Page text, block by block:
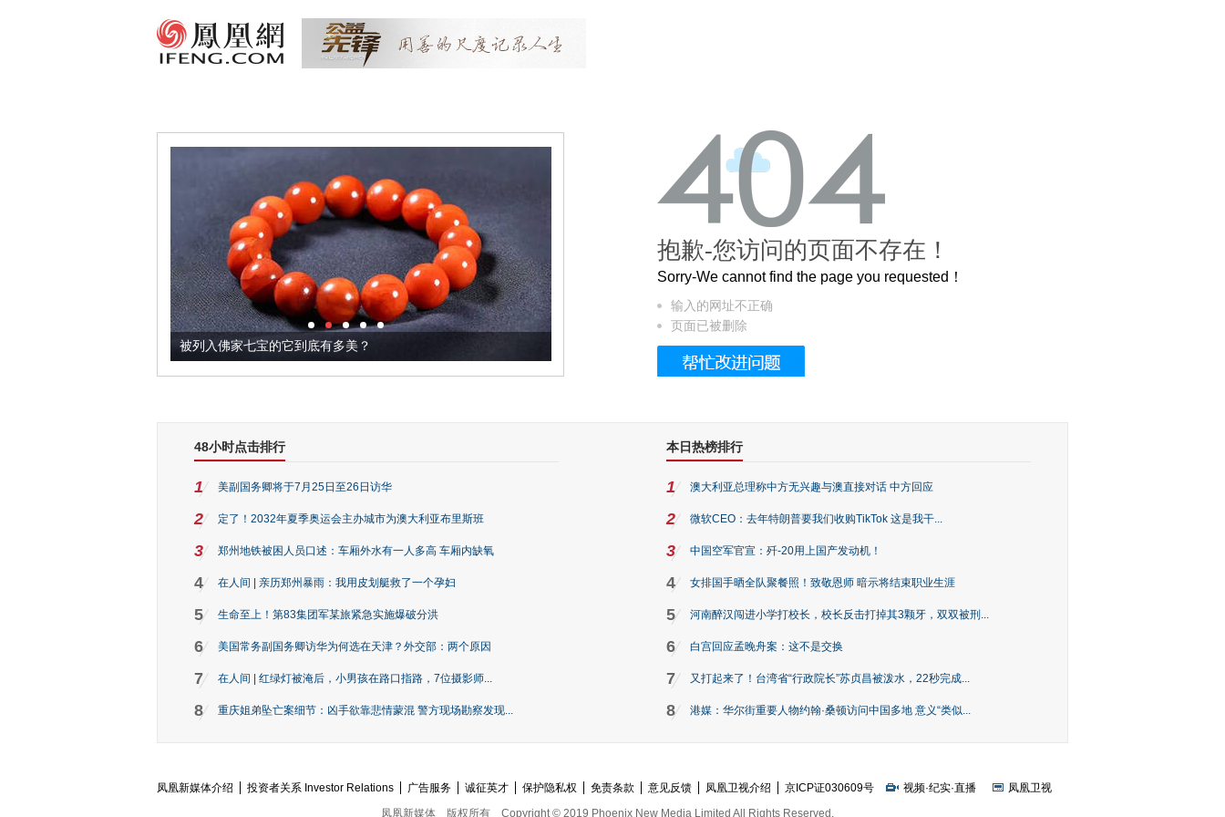
被列入佛家七宝的它到底有多美？ 这个3.2米的长卷，还原了600岁的紫禁城
抱歉-您访问的页面不存在！
Sorry-We cannot find the page you requested！
输入的网址不正确
页面已被删除
48小时点击排行
1 美副国务卿将于7月25日至26日访华
2 定了！2032年夏季奥运会主办城市为澳大利亚布里斯班
3 郑州地铁被困人员口述：车厢外水有一人多高 车厢内缺氧
4 在人间 | 亲历郑州暴雨：我用皮划艇救了一个孕妇
5 生命至上！第83集团军某旅紧急实施爆破分洪
6 美国常务副国务卿访华为何选在天津？外交部：两个原因
7 在人间 | 红绿灯被淹后，小男孩在路口指路，7位摄影师...
8 重庆姐弟坠亡案细节：凶手欲靠悲情蒙混 警方现场勘察发现...
本日热榜排行
1 澳大利亚总理称中方无兴趣与澳直接对话 中方回应
2 微软CEO：去年特朗普要我们收购TikTok 这是我干...
3 中国空军官宣：歼-20用上国产发动机！
4 女排国手晒全队聚餐照！致敬恩师 暗示将结束职业生涯
5 河南醉汉闯进小学打校长，校长反击打掉其3颗牙，双双被刑...
6 白宫回应孟晚舟案：这不是交换
7 又打起来了！台湾省“行政院长”苏贞昌被泼水，22秒完成...
8 港媒：华尔街重要人物约翰·桑顿访问中国多地 意义“类似...
凤凰新媒体介绍 投资者关系 Investor Relations 广告服务 诚征英才 保护隐私权 免责条款 意见反馈 凤凰卫视介绍 京ICP证030609号 视频·纪实·直播
凤凰卫视
凤凰新媒体
版权所有 Copyright © 2019 Phoenix New Media Limited All Rights Reserved.